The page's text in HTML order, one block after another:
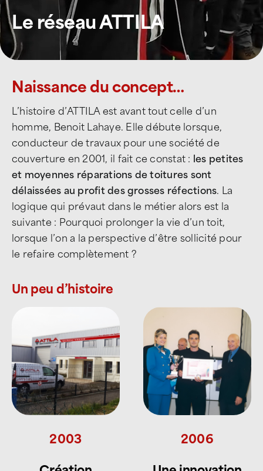
Le réseau ATTILA
Naissance du concept…
L’histoire d’ATTILA est avant tout celle d’un
homme, Benoit Lahaye. Elle débute lorsque,
conducteur de travaux pour une société de
couverture en 2001, il fait ce constat : les petites
et moyennes réparations de toitures sont
délaissées au profit des grosses réfections. La
logique qui prévaut dans le métier alors est la
suivante : Pourquoi prolonger la vie d’un toit,
lorsque l’on a la perspective d’être sollicité pour
le refaire complètement ?
Un peu d’histoire
2010 2015